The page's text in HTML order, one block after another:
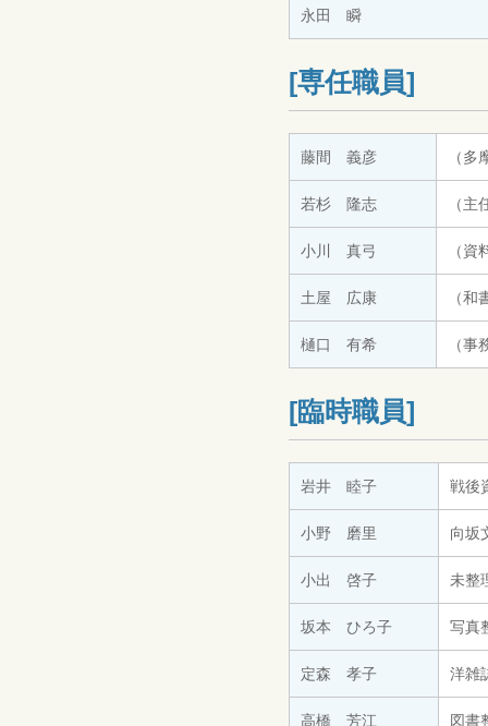
永田 瞬
[専任職員]
藤間 義彦 （
若杉 隆志 （
小川 真弓 （
土屋 広康 （和
樋口 有希 （
[臨時職員]
岩井 睦子 戦後
小野 磨里 向坂
小出 啓子 未整
坂本 ひろ子 写真
定森 孝子 洋雑
高橋 芳江 図書